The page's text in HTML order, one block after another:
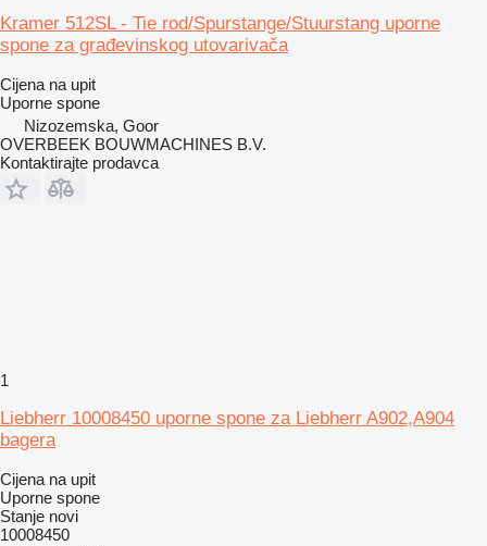
Kramer 512SL - Tie rod/Spurstange/Stuurstang uporne
spone za građevinskog utovarivača
Cijena na upit
Uporne spone
Nizozemska, Goor
OVERBEEK BOUWMACHINES B.V.
Kontaktirajte prodavca
1
Liebherr 10008450 uporne spone za Liebherr A902,A904
bagera
Cijena na upit
Uporne spone
Stanje novi
10008450